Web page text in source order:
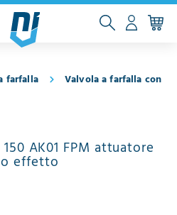
farfalla
Valvola a farfalla con
AK01 FPM attuatore
effetto